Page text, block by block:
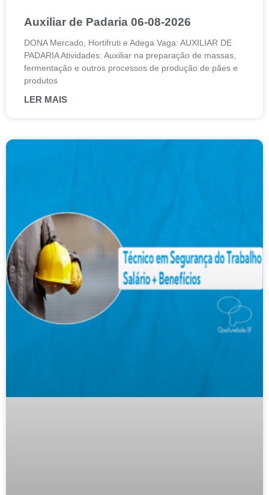
Auxiliar de Padaria 06-08-2026
DONA Mercado, Hortifruti e Adega Vaga: AUXILIAR DE
PADARIA Atividades: Auxiliar na preparação de massas,
fermentação e outros processos de produção de pães e
produtos
LER MAIS